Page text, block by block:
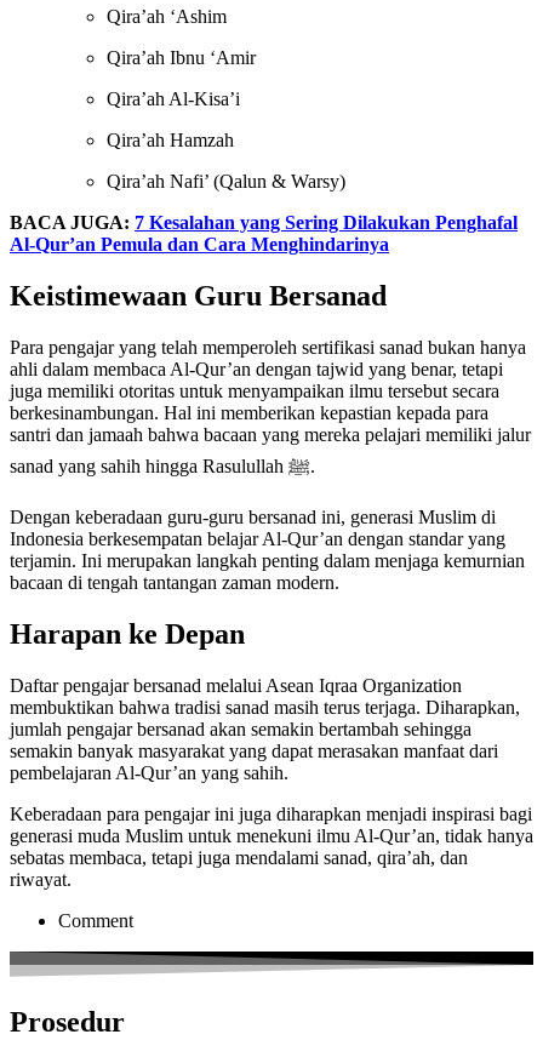
Qira’ah ‘Ashim
Qira’ah Ibnu ‘Amir
Qira’ah Al-Kisa’i
Qira’ah Hamzah
Qira’ah Nafi’ (Qalun & Warsy)
BACA JUGA: 7 Kesalahan yang Sering Dilakukan Penghafal
Al-Qur’an Pemula dan Cara Menghindarinya
Keistimewaan Guru Bersanad
Para pengajar yang telah memperoleh sertifikasi sanad bukan hanya
ahli dalam membaca Al-Qur’an dengan tajwid yang benar, tetapi
juga memiliki otoritas untuk menyampaikan ilmu tersebut secara
berkesinambungan. Hal ini memberikan kepastian kepada para
santri dan jamaah bahwa bacaan yang mereka pelajari memiliki jalur
sanad yang sahih hingga Rasulullah ﷺ.
Dengan keberadaan guru-guru bersanad ini, generasi Muslim di
Indonesia berkesempatan belajar Al-Qur’an dengan standar yang
terjamin. Ini merupakan langkah penting dalam menjaga kemurnian
bacaan di tengah tantangan zaman modern.
Harapan ke Depan
Daftar pengajar bersanad melalui Asean Iqraa Organization
membuktikan bahwa tradisi sanad masih terus terjaga. Diharapkan,
jumlah pengajar bersanad akan semakin bertambah sehingga
semakin banyak masyarakat yang dapat merasakan manfaat dari
pembelajaran Al-Qur’an yang sahih.
Keberadaan para pengajar ini juga diharapkan menjadi inspirasi bagi
generasi muda Muslim untuk menekuni ilmu Al-Qur’an, tidak hanya
sebatas membaca, tetapi juga mendalami sanad, qira’ah, dan
riwayat.
Comment
Prosedur